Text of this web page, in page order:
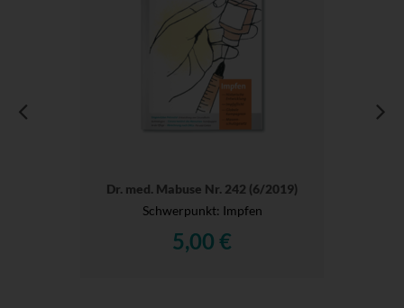
Dr. med. Mabuse Nr. 242 (6/2019)
Schwerpunkt: Impfen
5,00 €